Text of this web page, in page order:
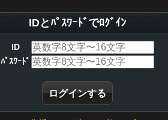
IDとﾊﾟｽﾜｰﾄﾞでﾛｸﾞｲﾝ
ID
ﾊﾟｽﾜｰﾄﾞ